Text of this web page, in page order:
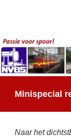
Minispecial
Naar het